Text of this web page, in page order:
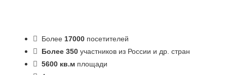
Более 17000посетителей
Более 350участников из России и др. стран
5600 кв.мплощади